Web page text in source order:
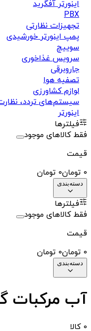
اینورتر آفگرید
PBX
تجهیزات نظارتی
پمپ اینورتر خورشیدی
سوییچ
سرویس غذاخوری
جاروبرقی
تصفیه هوا
لوازم کشاورزی
سیستم‌های تردد،
اینورتر
فیلترها
فقط کالاهای موجود
قیمت
0 تومان0 تومان
دسته‌بندی
فیلترها
فقط کالاهای موجود
قیمت
0 تومان0 تومان
دسته‌بندی
آب مرکبات
0 کالا